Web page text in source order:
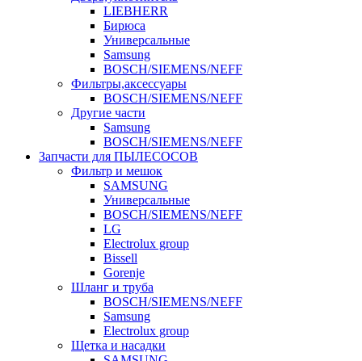
LIEBHERR
Бирюса
Универсальные
Samsung
BOSCH/SIEMENS/NEFF
Фильтры,аксессуары
BOSCH/SIEMENS/NEFF
Другие части
Samsung
BOSCH/SIEMENS/NEFF
Запчасти для ПЫЛЕСОСОВ
Фильтр и мешок
SAMSUNG
Универсальные
BOSCH/SIEMENS/NEFF
LG
Electrolux group
Bissell
Gorenje
Шланг и труба
BOSCH/SIEMENS/NEFF
Samsung
Electrolux group
Щетка и насадки